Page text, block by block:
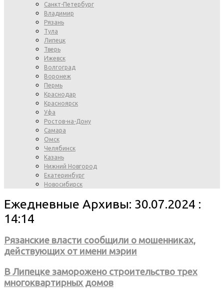
Санкт-Петербург
Владимир
Рязань
Тула
Липецк
Тверь
Ижевск
Волгоград
Воронеж
Пермь
Краснодар
Красноярск
Уфа
Ростов-на-Дону
Самара
Омск
Челябинск
Казань
Нижний Новгород
Екатеринбург
Новосибирск
Ежедневные Архивы: 30.07.2024 :
14:14
Рязанские власти сообщили о мошенниках,
действующих от имени мэрии
В Липецке заморожено строительство трех
многоквартирных домов